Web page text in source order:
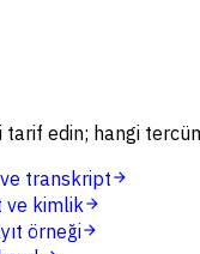
edin; hangi
transkriptarrow_forward
ve kimlikarrow_forward
örneğiarrow_forward